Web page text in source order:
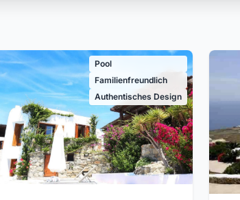
Pool
Familienfreundlich
Authentisches Design